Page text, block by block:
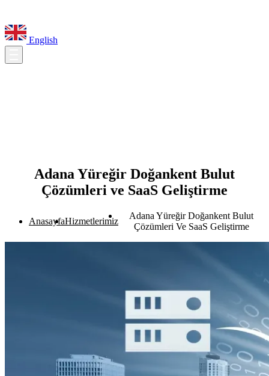
English
Adana Yüreğir Doğankent Bulut
Çözümleri ve SaaS Geliştirme
AnasayfaHizmetlerimiz
Adana Yüreğir Doğankent Bulut
Çözümleri Ve SaaS Geliştirme